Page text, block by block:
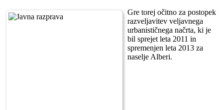
Gre torej očitno za postopek
razveljavitev veljavnega
urbanističnega načrta, ki je
bil sprejet leta 2011 in
spremenjen leta 2013 za
naselje Alberi.